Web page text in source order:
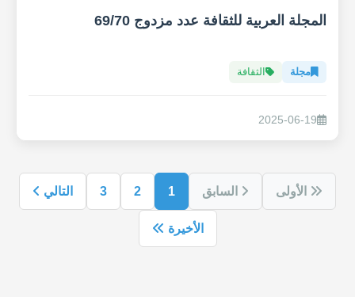
المجلة العربية للثقافة عدد مزدوج 69/70
مجلة الثقافة
2025-06-19
الأولى السابق 1
2
3 التالي
الأخيرة